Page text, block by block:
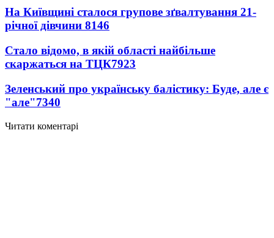
На Київщині сталося групове зґвалтування 21-
річної дівчини 8146
Стало відомо, в якій області найбільше
скаржаться на ТЦК7923
Зеленський про українську балістику: Буде, але є
"але"7340
Читати коментарі